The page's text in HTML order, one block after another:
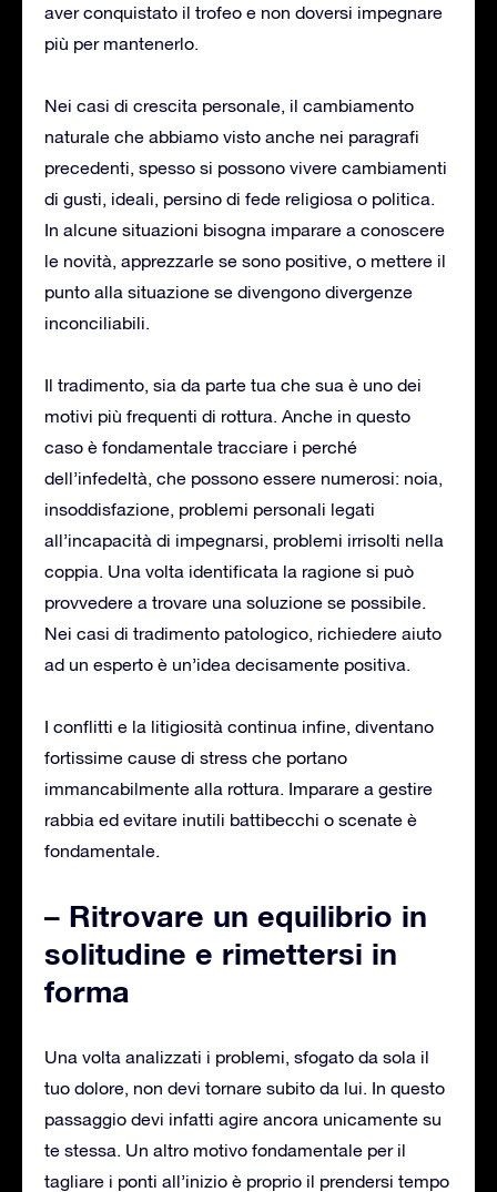
aver conquistato il trofeo e non doversi impegnare
più per mantenerlo.
Nei casi di crescita personale, il cambiamento
naturale che abbiamo visto anche nei paragrafi
precedenti, spesso si possono vivere cambiamenti
di gusti, ideali, persino di fede religiosa o politica.
In alcune situazioni bisogna imparare a conoscere
le novità, apprezzarle se sono positive, o mettere il
punto alla situazione se divengono divergenze
inconciliabili.
Il tradimento, sia da parte tua che sua è uno dei
motivi più frequenti di rottura. Anche in questo
caso è fondamentale tracciare i perché
dell’infedeltà, che possono essere numerosi: noia,
insoddisfazione, problemi personali legati
all’incapacità di impegnarsi, problemi irrisolti nella
coppia. Una volta identificata la ragione si può
provvedere a trovare una soluzione se possibile.
Nei casi di tradimento patologico, richiedere aiuto
ad un esperto è un’idea decisamente positiva.
I conflitti e la litigiosità continua infine, diventano
fortissime cause di stress che portano
immancabilmente alla rottura. Imparare a gestire
rabbia ed evitare inutili battibecchi o scenate è
fondamentale.
– Ritrovare un equilibrio in
solitudine e rimettersi in
forma
Una volta analizzati i problemi, sfogato da sola il
tuo dolore, non devi tornare subito da lui. In questo
passaggio devi infatti agire ancora unicamente su
te stessa. Un altro motivo fondamentale per il
tagliare i ponti all’inizio è proprio il prendersi tempo